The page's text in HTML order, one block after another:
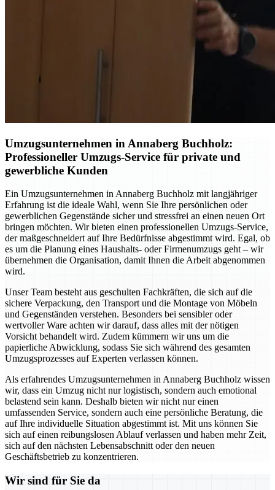
Umzugsunternehmen in Annaberg Buchholz:
Professioneller Umzugs-Service für private und
gewerbliche Kunden
Ein Umzugsunternehmen in Annaberg Buchholz mit langjähriger
Erfahrung ist die ideale Wahl, wenn Sie Ihre persönlichen oder
gewerblichen Gegenstände sicher und stressfrei an einen neuen Ort
bringen möchten. Wir bieten einen professionellen Umzugs-Service,
der maßgeschneidert auf Ihre Bedürfnisse abgestimmt wird. Egal, ob
es um die Planung eines Haushalts- oder Firmenumzugs geht – wir
übernehmen die Organisation, damit Ihnen die Arbeit abgenommen
wird.
Unser Team besteht aus geschulten Fachkräften, die sich auf die
sichere Verpackung, den Transport und die Montage von Möbeln
und Gegenständen verstehen. Besonders bei sensibler oder
wertvoller Ware achten wir darauf, dass alles mit der nötigen
Vorsicht behandelt wird. Zudem kümmern wir uns um die
papierliche Abwicklung, sodass Sie sich während des gesamten
Umzugsprozesses auf Experten verlassen können.
Als erfahrendes Umzugsunternehmen in Annaberg Buchholz wissen
wir, dass ein Umzug nicht nur logistisch, sondern auch emotional
belastend sein kann. Deshalb bieten wir nicht nur einen
umfassenden Service, sondern auch eine persönliche Beratung, die
auf Ihre individuelle Situation abgestimmt ist. Mit uns können Sie
sich auf einen reibungslosen Ablauf verlassen und haben mehr Zeit,
sich auf den nächsten Lebensabschnitt oder den neuen
Geschäftsbetrieb zu konzentrieren.
Wir sind für Sie da